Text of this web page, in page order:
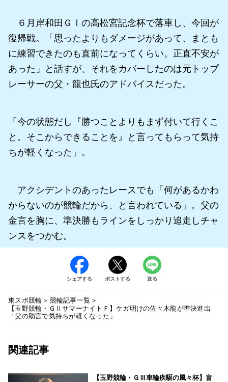
６月岸和田ＧⅠの高松宮記念杯で落車し、今回が
復帰戦。「思ったよりもダメージがあって、まとも
に練習できたのも直前になってくらい。正直不安が
あった」と話すが、それをカバーしたのは元トップ
レーサーの父・龍也氏のアドバイスだった。
「今の状態だし『勝つことよりもまず付いて行くこ
と。そこからできることを』と言ってもらって気持
ちが軽くなった」。
アクシデントのあったレースでも「何があるかわ
からないのが競輪だから、と言われている」。父の
金言を胸に、準決勝もラインをしっかり追走しチャ
ンスをつかむ。
シェアする ポストする 送る
東スポ競輪
競輪記事一覧
【玉野競輪・ＧⅡサマーナイトＦ】ケガ明けの佐々木龍が準決進出
「父の助言で気持ちが軽くなった」
関連記事
【玉野競輪・ＧⅢ車輪疾駆の風々杯】畠